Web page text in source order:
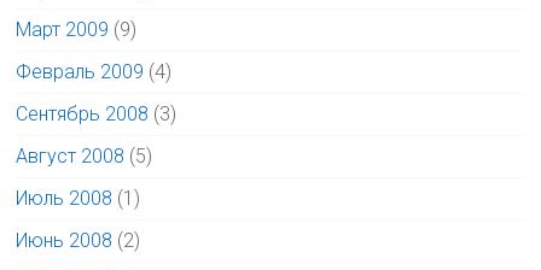
Март 2009 (9)
Февраль 2009 (4)
Сентябрь 2008 (3)
Август 2008 (5)
Июль 2008 (1)
Июнь 2008 (2)